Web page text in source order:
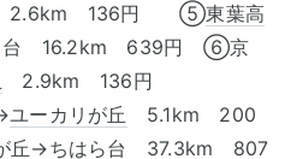
2.6km 136円 ⑤東葉高
台 16.2km 639円 ⑥京
2.9km 136円
ユーカリが丘
5.1km 200
丘→ちはら台
37.3km 807